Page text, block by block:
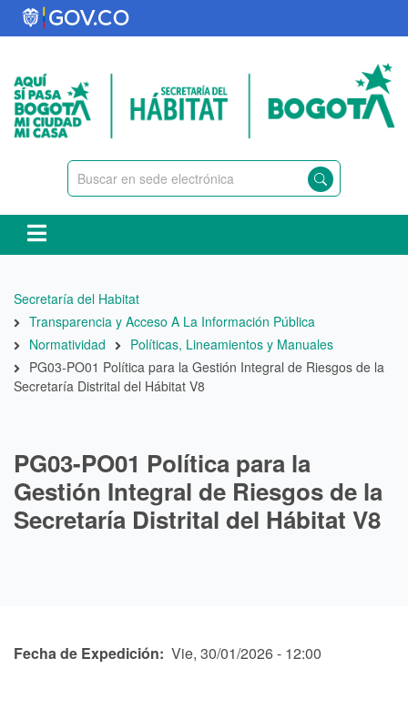
Pasar
al
principal
Ruta
de
navegación
Secretaría del Habitat
Transparencia y Acceso A La Información Pública
Normatividad
Políticas, Lineamientos y Manuales
PG03-PO01 Política para la Gestión Integral de Riesgos de la
Secretaría Distrital del Hábitat V8
PG03-PO01 Política para la
Gestión Integral de Riesgos de la
Secretaría Distrital del Hábitat V8
Fecha de Expedición Vie, 30/01/2026 - 12:00